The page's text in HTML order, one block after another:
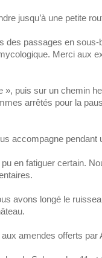
jusqu’à une petite
passages en sous-
Merci aux
», puis sur un chemin
arrêtés pour la
accompagne pendant
en fatiguer certain.
avons longé le
amendes offerts par